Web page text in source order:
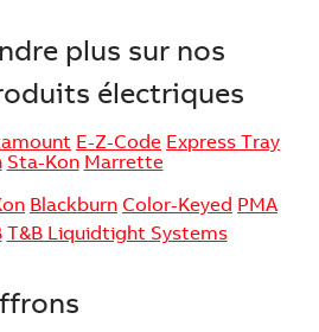
plus sur nos
électriques
E-Z-Code Express Tray
Sta-Kon Marrette
Blackburn Color-Keyed PMA
T&B Liquidtight Systems